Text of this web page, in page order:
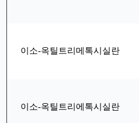
이소-옥틸트리메톡시실란
이소-옥틸트리에톡시실란